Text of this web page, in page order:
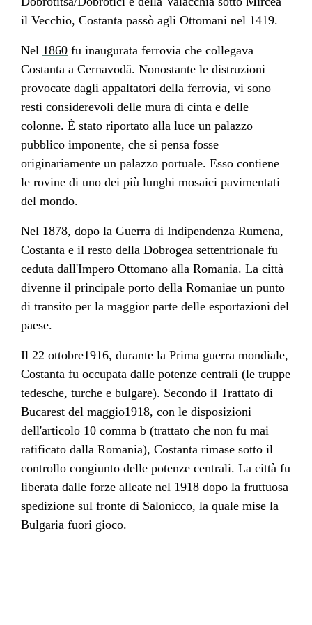
il Vecchio, Costanta passò agli Ottomani nel 1419.
Nel 1860 fu inaugurata ferrovia che collegava
Costanta a Cernavodă. Nonostante le distruzioni
provocate dagli appaltatori della ferrovia, vi sono
resti considerevoli delle mura di cinta e delle
colonne. È stato riportato alla luce un palazzo
pubblico imponente, che si pensa fosse
originariamente un palazzo portuale. Esso contiene
le rovine di uno dei più lunghi mosaici pavimentati
del mondo.
Nel 1878, dopo la Guerra di Indipendenza Rumena,
Costanta e il resto della Dobrogea settentrionale fu
ceduta dall'Impero Ottomano alla Romania. La città
divenne il principale porto della Romaniae un punto
di transito per la maggior parte delle esportazioni del
paese.
Il 22 ottobre1916, durante la Prima guerra mondiale,
Costanta fu occupata dalle potenze centrali (le truppe
tedesche, turche e bulgare). Secondo il Trattato di
Bucarest del maggio1918, con le disposizioni
dell'articolo 10 comma b (trattato che non fu mai
ratificato dalla Romania), Costanta rimase sotto il
controllo congiunto delle potenze centrali. La città fu
liberata dalle forze alleate nel 1918 dopo la fruttuosa
spedizione sul fronte di Salonicco, la quale mise la
Bulgaria fuori gioco.